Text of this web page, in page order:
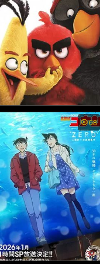
The Angry Birds Movie - แ
องกรีเบิร์ดส เดอะ มูฟวี่ (20
16)
68